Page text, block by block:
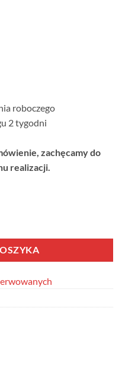
roboczego
2 tygodni
zachęcamy do
realizacji.